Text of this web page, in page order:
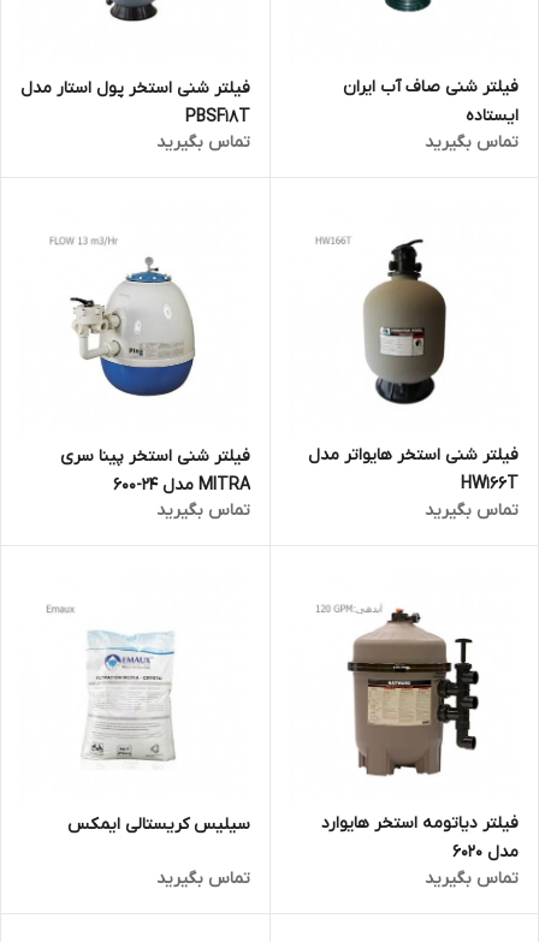
فیلتر شنی صاف آب ایران
ایستاده
تماس بگیرید
فیلتر شنی استخر پول استار مدل
PBSF18T
تماس بگیرید
فیلتر شنی استخر هایواتر مدل
HW166T
تماس بگیرید
فیلتر شنی استخر پینا سری
MITRA مدل 24-600
تماس بگیرید
فیلتر دیاتومه استخر هایوارد
مدل 6020
تماس بگیرید
سیلیس کریستالی ایمکس
تماس بگیرید